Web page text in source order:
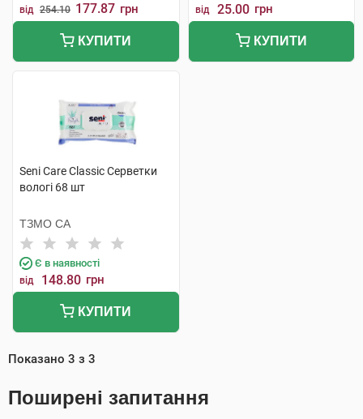
від 254.10 177.87 грн
КУПИТИ
від 25.00 грн
КУПИТИ
Seni Care Classic Серветки
вологі 68 шт
ТЗМО СА
Є в наявності
від 148.80 грн
КУПИТИ
Показано 3 з 3
Поширені запитання